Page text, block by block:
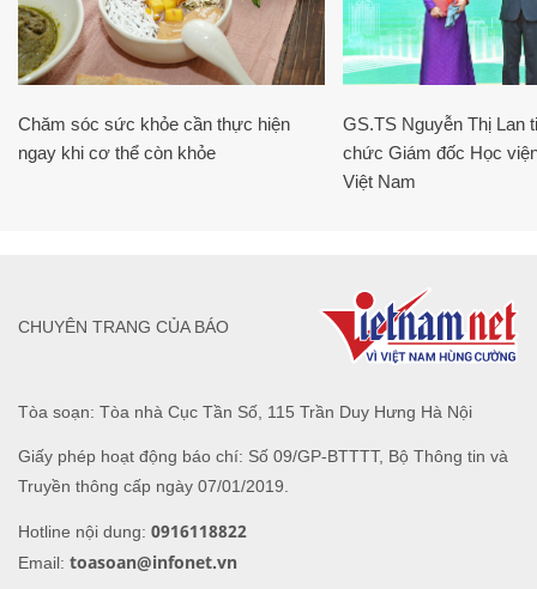
Chăm sóc sức khỏe cần thực hiện
ngay khi cơ thể còn khỏe
GS.TS Nguyễn Thị Lan
chức Giám đốc Học
Việt Nam
Tòa soạn: Tòa nhà Cục Tần Số, 115 Trần Duy Hưng Hà Nội
Giấy phép hoạt động báo chí: Số 09/GP-BTTTT, Bộ Thông tin và
Truyền thông cấp ngày 07/01/2019.
Hotline nội dung: 0916118822
Email: toasoan@infonet.vn
CHUYÊN TRANG CỦA BÁO